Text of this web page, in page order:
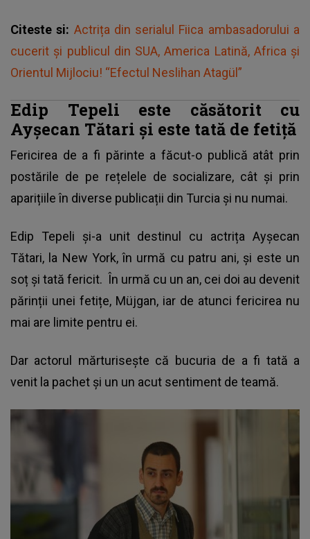
Citeste si: Actrița din serialul Fiica ambasadorului a
cucerit și publicul din SUA, America Latină, Africa și
Orientul Mijlociu! “Efectul Neslihan Atagül”
Edip Tepeli este căsătorit cu
Ayşecan Tătari și este tată de fetiță
Fericirea de a fi părinte a făcut-o publică atât prin
postările de pe rețelele de socializare, cât și prin
aparițiile în diverse publicații din Turcia și nu numai.
Edip Tepeli și-a unit destinul cu actrița Ayşecan
Tătari, la New York, în urmă cu patru ani, și este un
soț și tată fericit. În urmă cu un an, cei doi au devenit
părinții unei fetițe, Müjgan, iar de atunci fericirea nu
mai are limite pentru ei.
Dar actorul mărturisește că bucuria de a fi tată a
venit la pachet și un un acut sentiment de teamă.